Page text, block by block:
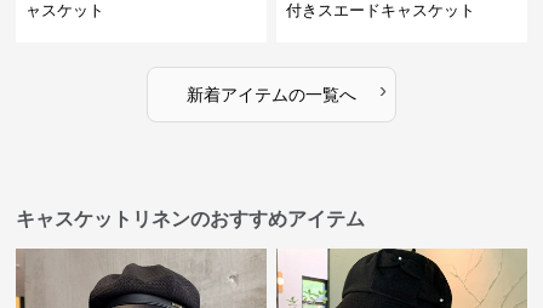
ャスケット
付きスエードキャスケット
新着アイテムの一覧へ ›
キャスケットリネンのおすすめアイテム